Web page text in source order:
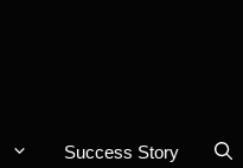
Success Story